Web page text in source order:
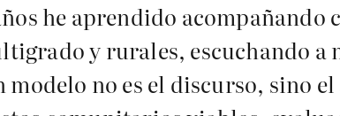
he aprendido acompañando
y rurales, escuchando a
no es el discurso, sino